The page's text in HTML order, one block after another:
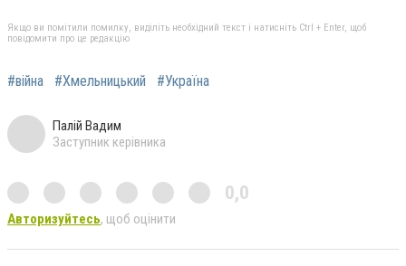
Якщо ви помітили помилку, виділіть необхідний текст і натисніть Ctrl + Enter, щоб
повідомити про це редакцію
#війна #Хмельницький #Україна
Палій Вадим
Заступник керівника
0,0
Авторизуйтесь, щоб оцінити